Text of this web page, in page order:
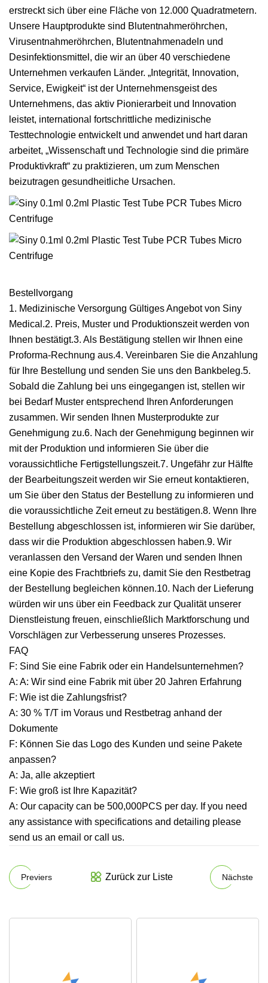
erstreckt sich über eine Fläche von 12.000 Quadratmetern.
Unsere Hauptprodukte sind Blutentnahmeröhrchen,
Virusentnahmeröhrchen, Blutentnahmenadeln und
Desinfektionsmittel, die wir an über 40 verschiedene
Unternehmen verkaufen Länder. „Integrität, Innovation,
Service, Ewigkeit“ ist der Unternehmensgeist des
Unternehmens, das aktiv Pionierarbeit und Innovation
leistet, international fortschrittliche medizinische
Testtechnologie entwickelt und anwendet und hart daran
arbeitet, „Wissenschaft und Technologie sind die primäre
Produktivkraft“ zu praktizieren, um zum Menschen
beizutragen gesundheitliche Ursachen.
Bestellvorgang
1. Medizinische Versorgung Gültiges Angebot von Siny
Medical.2. Preis, Muster und Produktionszeit werden von
Ihnen bestätigt.3. Als Bestätigung stellen wir Ihnen eine
Proforma-Rechnung aus.4. Vereinbaren Sie die Anzahlung
für Ihre Bestellung und senden Sie uns den Bankbeleg.5.
Sobald die Zahlung bei uns eingegangen ist, stellen wir
bei Bedarf Muster entsprechend Ihren Anforderungen
zusammen. Wir senden Ihnen Musterprodukte zur
Genehmigung zu.6. Nach der Genehmigung beginnen wir
mit der Produktion und informieren Sie über die
voraussichtliche Fertigstellungszeit.7. Ungefähr zur Hälfte
der Bearbeitungszeit werden wir Sie erneut kontaktieren,
um Sie über den Status der Bestellung zu informieren und
die voraussichtliche Zeit erneut zu bestätigen.8. Wenn Ihre
Bestellung abgeschlossen ist, informieren wir Sie darüber,
dass wir die Produktion abgeschlossen haben.9. Wir
veranlassen den Versand der Waren und senden Ihnen
eine Kopie des Frachtbriefs zu, damit Sie den Restbetrag
der Bestellung begleichen können.10. Nach der Lieferung
würden wir uns über ein Feedback zur Qualität unserer
Dienstleistung freuen, einschließlich Marktforschung und
Vorschlägen zur Verbesserung unseres Prozesses.
FAQ
F: Sind Sie eine Fabrik oder ein Handelsunternehmen?
A: A: Wir sind eine Fabrik mit über 20 Jahren Erfahrung
F: Wie ist die Zahlungsfrist?
A: 30 % T/T im Voraus und Restbetrag anhand der
Dokumente
F: Können Sie das Logo des Kunden und seine Pakete
anpassen?
A: Ja, alle akzeptiert
F: Wie groß ist Ihre Kapazität?
A: Our capacity can be 500,000PCS per day. If you need
any assistance with specifications and detailing please
send us an email or call us.
Previers Zurück zur Liste Nächste